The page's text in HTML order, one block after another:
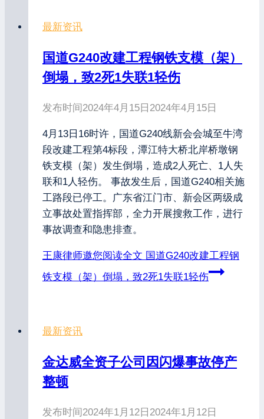
最新资讯
国道G240改建工程钢铁支模（架）
倒塌，致2死1失联1轻伤
发布时间2024年4月15日 2024年4月15日
4月13日16时许，国道G240线新会会城至牛湾
段改建工程第4标段，潭江特大桥北岸桥墩钢
铁支模（架）发生倒塌，造成2人死亡、1人失
联和1人轻伤。 事故发生后，国道G240相关施
工路段已停工。广东省江门市、新会区两级成
立事故处置指挥部，全力开展搜救工作，进行
事故调查和隐患排查。
王康律师邀您阅读全文 国道G240改建工程钢
铁支模（架）倒塌，致2死1失联1轻伤
最新资讯
金达威全资子公司因闪爆事故停产
整顿
发布时间2024年1月12日 2024年1月12日